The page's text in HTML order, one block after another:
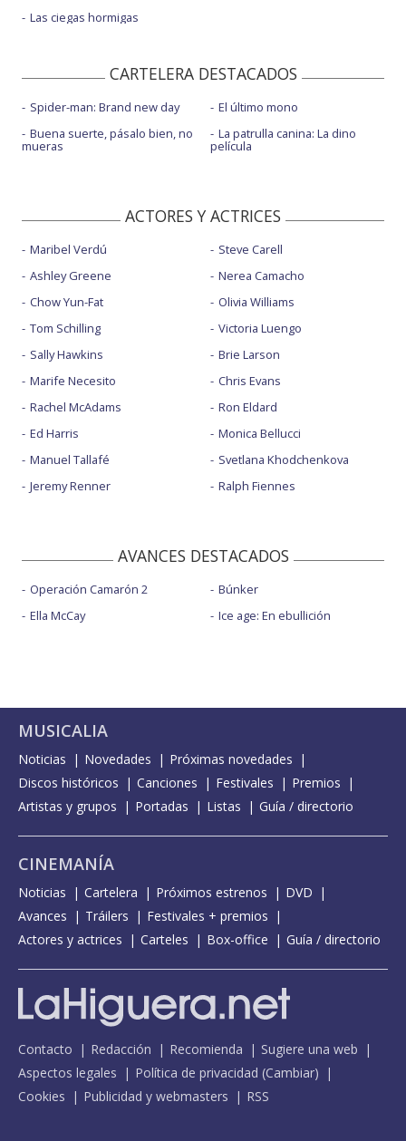
Las ciegas hormigas
CARTELERA DESTACADOS
Spider-man: Brand new day
Buena suerte, pásalo bien, no
mueras
El último mono
La patrulla canina: La dino
película
ACTORES Y ACTRICES
Maribel Verdú
Ashley Greene
Chow Yun-Fat
Tom Schilling
Sally Hawkins
Marife Necesito
Rachel McAdams
Ed Harris
Manuel Tallafé
Jeremy Renner
Steve Carell
Nerea Camacho
Olivia Williams
Victoria Luengo
Brie Larson
Chris Evans
Ron Eldard
Monica Bellucci
Svetlana Khodchenkova
Ralph Fiennes
AVANCES DESTACADOS
Operación Camarón 2
Ella McCay
Búnker
Ice age: En ebullición
MUSICALIA
Noticias Novedades
Próximas novedades
Discos históricos
Canciones Festivales
Premios
Artistas y grupos
Portadas Listas Guía / directorio
CINEMANÍA
Noticias Cartelera Próximos estrenos
DVD
Avances
Tráilers
Festivales + premios
Actores y actrices
Carteles Box-office Guía / directorio
Contacto Redacción Recomienda
Sugiere una web
Aspectos legales
Política de privacidad (Cambiar)
Cookies
Publicidad y webmasters RSS